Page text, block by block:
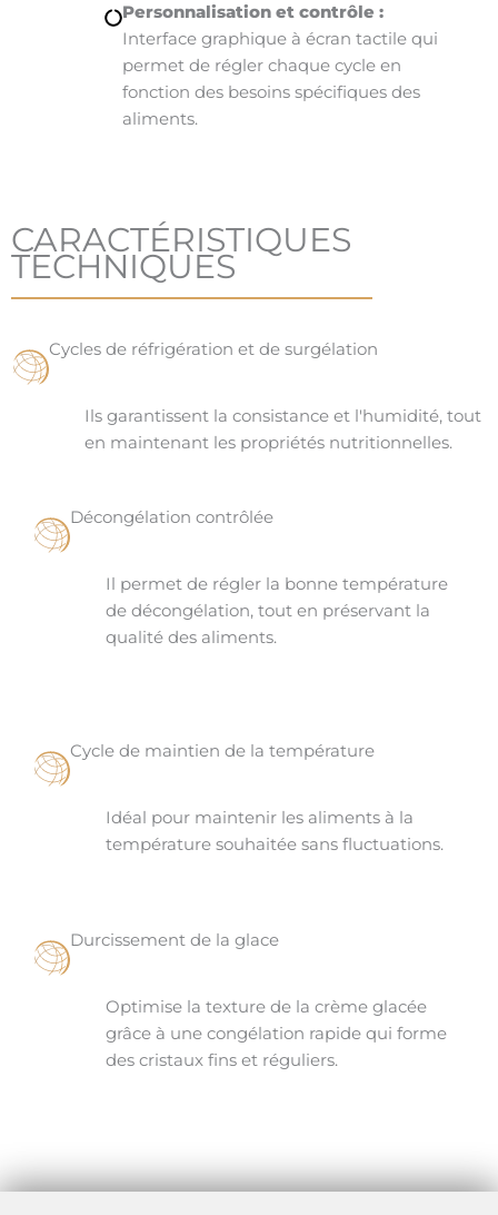
Personnalisation et contrôle :
Interface graphique à écran tactile qui
permet de régler chaque cycle en
fonction des besoins spécifiques des
aliments.
CARACTÉRISTIQUES
TECHNIQUES
Cycles de réfrigération et de surgélation
Ils garantissent la consistance et l'humidité, tout
en maintenant les propriétés nutritionnelles.
Décongélation contrôlée
Il permet de régler la bonne température
de décongélation, tout en préservant la
qualité des aliments.
Cycle de maintien de la température
Idéal pour maintenir les aliments à la
température souhaitée sans fluctuations.
Durcissement de la glace
Optimise la texture de la crème glacée
grâce à une congélation rapide qui forme
des cristaux fins et réguliers.